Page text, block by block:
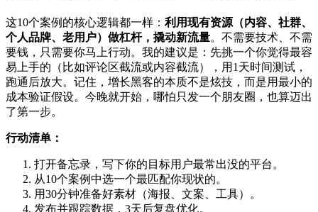
这10个案例的核心逻辑都一样： 利用现有资源（内容、社群、
个人品牌、老用户）做杠杆，撬动新流量。不需要技术、不需
要钱，只需要你马上行动。我的建议是：先挑一个你觉得最容
易上手的（比如评论区截流或内容截流），用1天时间测试，
跑通后放大。记住，增长黑客的本质不是炫技，而是用最小的
成本验证假设。今晚就开始，哪怕只发一个朋友圈，也算迈出
了第一步。
行动清单：
打开备忘录，写下你的目标用户最常出没的平台。
从10个案例中选一个最匹配你现状的。
用30分钟准备好素材（海报、文案、工具）。
发布并跟踪数据，3天后复盘优化。